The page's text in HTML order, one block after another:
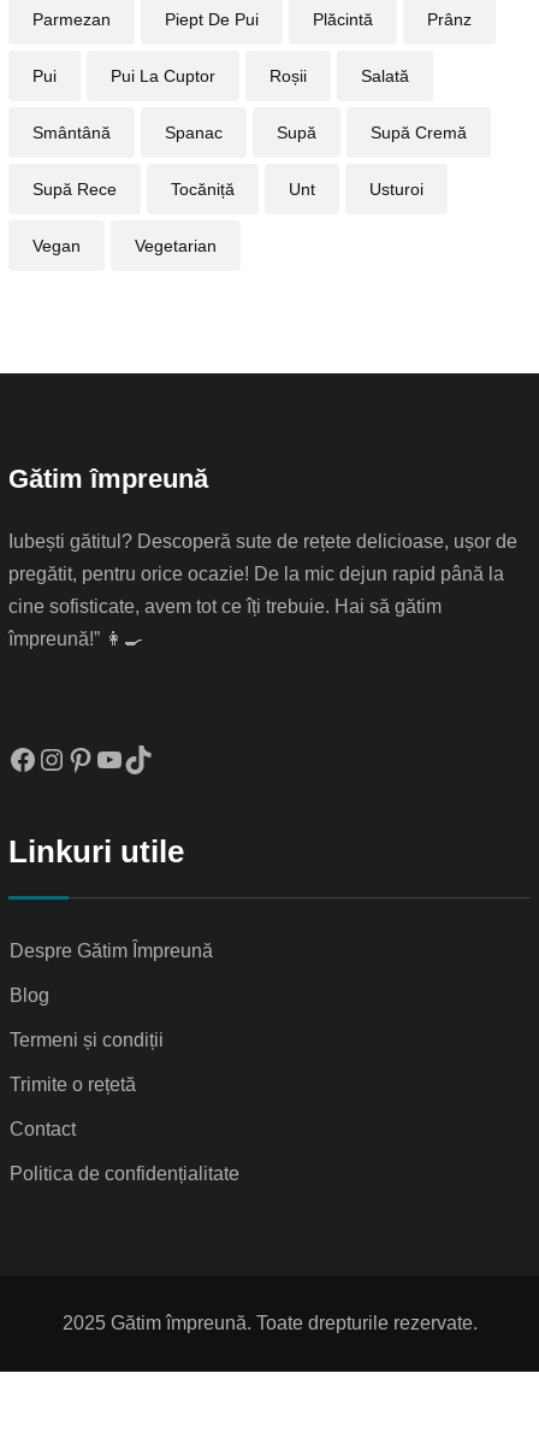
Parmezan Piept De Pui Plăcintă Prânz
Pui Pui La Cuptor Roșii Salată
Smântână Spanac Supă Supă Cremă
Supă Rece Tocăniță Unt Usturoi
Vegan Vegetarian
Gătim împreună
Iubești gătitul? Descoperă sute de rețete delicioase, ușor de
pregătit, pentru orice ocazie! De la mic dejun rapid până la
cine sofisticate, avem tot ce îți trebuie. Hai să gătim
împreună!” 👩‍🍳
Linkuri utile
Despre Gătim Împreună
Blog
Termeni și condiții
Trimite o rețetă
Contact
Politica de confidențialitate
2025 Gătim împreună. Toate drepturile rezervate.